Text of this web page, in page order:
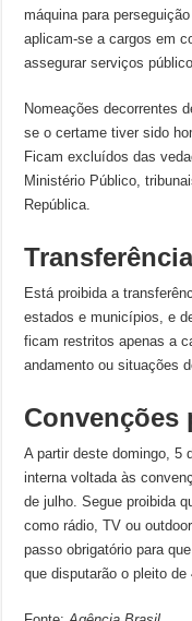
máquina para
aplicam-se a cargos em
assegurar serviços
Nomeações decorrentes
se o certame tiver sido
Ficam excluídos das
Ministério Público,
República.
Está proibida a
estados e municípios, e
ficam restritos apenas a
andamento ou situações
Convenções
A partir deste domingo, 5
interna voltada às
de julho. Segue proibida
como rádio, TV ou
passo obrigatório para
que disputarão o pleito de